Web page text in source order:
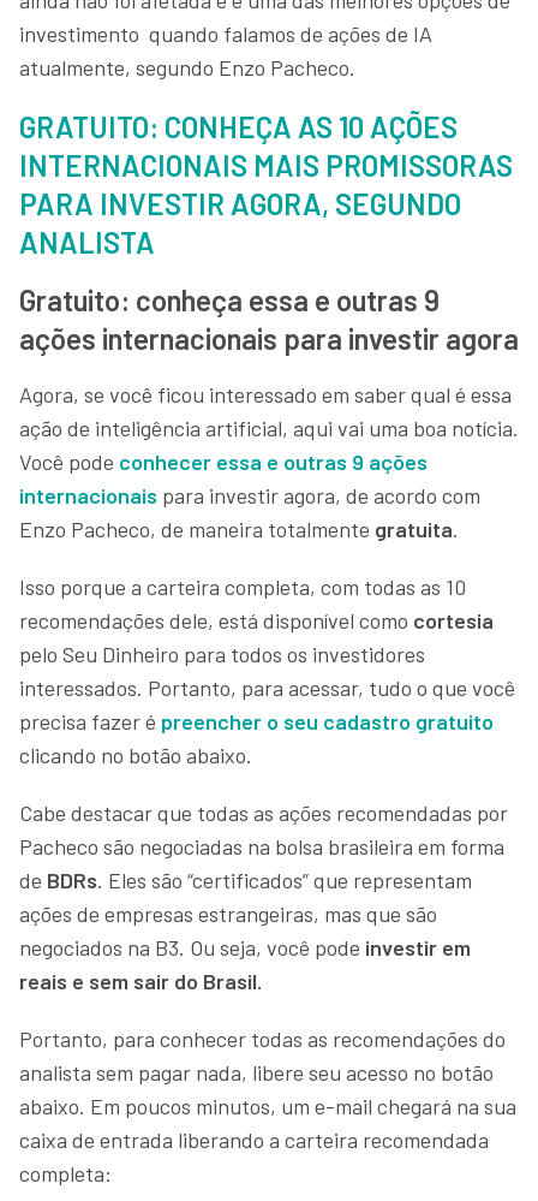
investimento quando falamos de ações de IA
atualmente, segundo Enzo Pacheco.
GRATUITO: CONHEÇA AS 10 AÇÕES
INTERNACIONAIS MAIS PROMISSORAS
PARA INVESTIR AGORA, SEGUNDO
ANALISTA
Gratuito: conheça essa e outras 9
ações internacionais para investir agora
Agora, se você ficou interessado em saber qual é essa
ação de inteligência artificial, aqui vai uma boa notícia.
Você pode conhecer essa e outras 9 ações
internacionais para investir agora, de acordo com
Enzo Pacheco, de maneira totalmente gratuita.
Isso porque a carteira completa, com todas as 10
recomendações dele, está disponível como cortesia
pelo Seu Dinheiro para todos os investidores
interessados. Portanto, para acessar, tudo o que você
precisa fazer é preencher o seu cadastro gratuito
clicando no botão abaixo.
Cabe destacar que todas as ações recomendadas por
Pacheco são negociadas na bolsa brasileira em forma
de BDRs. Eles são “certificados” que representam
ações de empresas estrangeiras, mas que são
negociados na B3. Ou seja, você pode investir em
reais e sem sair do Brasil.
Portanto, para conhecer todas as recomendações do
analista sem pagar nada, libere seu acesso no botão
abaixo. Em poucos minutos, um e-mail chegará na sua
caixa de entrada liberando a carteira recomendada
completa: